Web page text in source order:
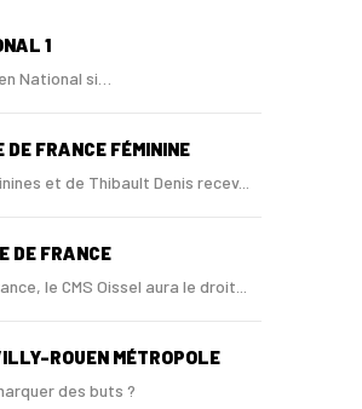
1
National si…
DE FRANCE FÉMININE
et de Thibault Denis recev...
DE FRANCE
le CMS Oissel aura le droit...
ROUEN MÉTROPOLE
des buts ?